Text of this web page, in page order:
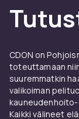
CDON on
toteuttamaan
suuremmatkin
valikoiman
Kaikki välineet